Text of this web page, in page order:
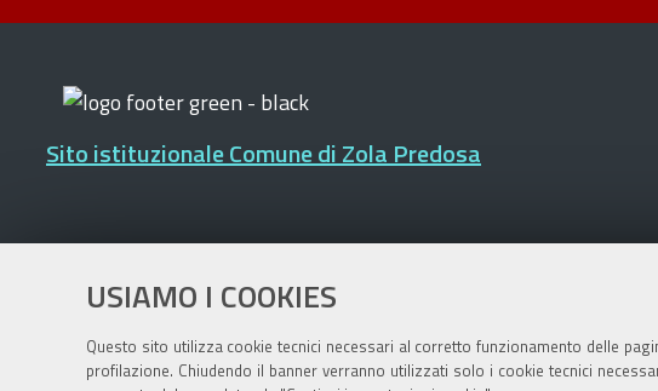
USIAMO I COOKIES
Questo sito utilizza cookie tecnici necessari al corretto funzionamento delle
profilazione. Chiudendo il banner verranno utilizzati solo i cookie tecnici
Sito istituzionale Comune di Zola Predosa